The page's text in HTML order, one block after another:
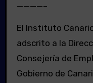
————–
El Instituto
adscrito a la
Consejería de
Gobierno de